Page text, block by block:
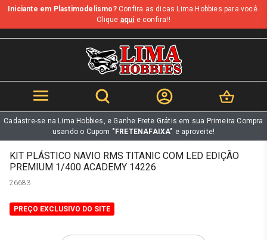
b
Iniciante em Plastimodelismo?Confira as dicas Lima Hobbies para você.
Clique aqui e confira!!
Cadastre-se na Lima Hobbies, e Ganhe Frete Grátis em sua Primeira Compra
usando o Cupom "FRETENAFAIXA" e aproveite!
KIT PLÁSTICO NAVIO RMS TITANIC COM LED EDIÇÃO
PREMIUM 1/400 ACADEMY 14226
26683
PREÇO EXCLUSIVO DO SITE